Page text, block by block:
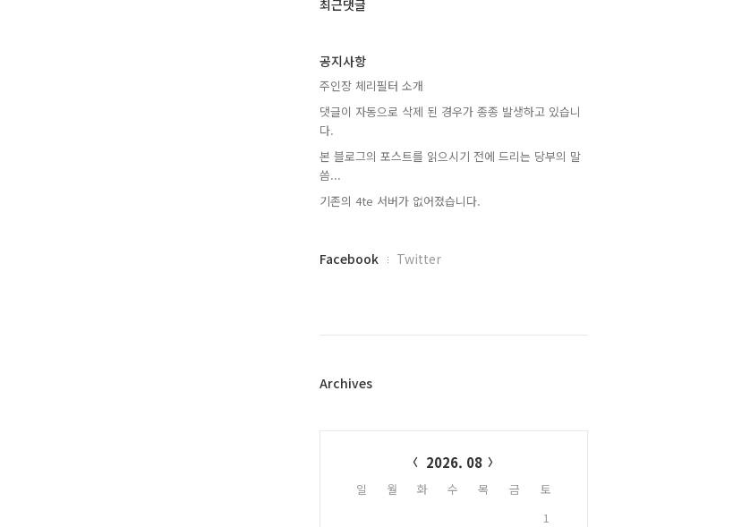
글
최근댓글
공지사항
주인장 체리필터 소개
댓글이 자동으로 삭제 된 경우가 종종 발생하고 있습니
다.
본 블로그의 포스트를 읽으시기 전에 드리는 당부의 말
씀...
기존의 4te 서버가 없어졌습니다.
페
플
Facebook Twitter
Archives
2026. 08
일 월 화 수 목 금
토
1